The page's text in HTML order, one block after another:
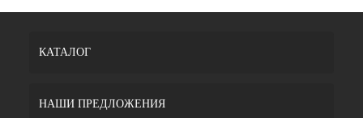
КАТАЛОГ
НАШИ ПРЕДЛОЖЕНИЯ